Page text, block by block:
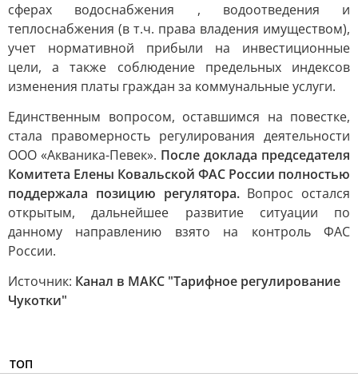
сферах водоснабжения , водоотведения и
теплоснабжения (в т.ч. права владения имуществом),
учет нормативной прибыли на инвестиционные
цели, а также соблюдение предельных индексов
изменения платы граждан за коммунальные услуги.
Единственным вопросом, оставшимся на повестке,
стала правомерность регулирования деятельности
ООО «Акваника-Певек». После доклада председателя
Комитета Елены Ковальской ФАС России полностью
поддержала позицию регулятора.Вопрос остался
открытым, дальнейшее развитие ситуации по
данному направлению взято на контроль ФАС
России.
Источник: Канал в МАКС "Тарифное регулирование
Чукотки"
ТОП